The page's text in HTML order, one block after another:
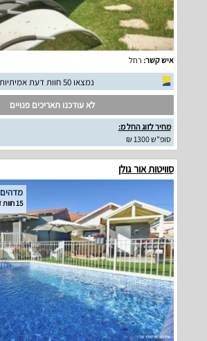
איש קשר: רחל
נמצאו 50 חוות דעת אמיתיות
לא עודכנו תאריכים פנויים
מחיר לזוג החל מ:
סופ"ש 1300 ₪
סוויטות אור גולן
מדהים
15 חוות דעת אמיתיות